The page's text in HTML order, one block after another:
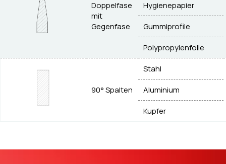
Doppelfase
mit
Gegenfase
Hygienepapier
Gummiprofile
Polypropylenfolie
90° Spalten
Stahl
Aluminium
Kupfer